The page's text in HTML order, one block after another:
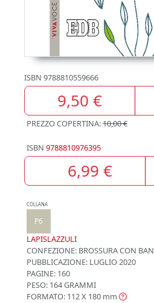
ISBN 9788810559666
9,50 €
PREZZO COPERTINA:10,00 €
ISBN 9788810976395
6,99 €
COLLANA
P6
LAPISLAZZULI
CONFEZIONE: BROSSURA CON
PUBBLICAZIONE: LUGLIO 2020
PAGINE: 160
PESO: 164 GRAMMI
FORMATO: 112 X 180 mm